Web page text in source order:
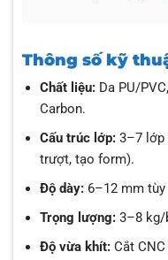
Thông số kỹ
Chất liệu: Da PU/
Carbon.
Cấu trúc lớp:3–7 lớp
trượt, tạo form).
Độ dày:6–12 mm tùy
Trọng lượng: 3–8 kg/
Độ vừa khít:Cắt CNC